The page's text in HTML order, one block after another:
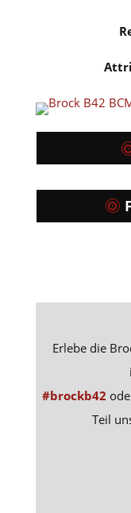
Erlebe die
#brockb42
Teil